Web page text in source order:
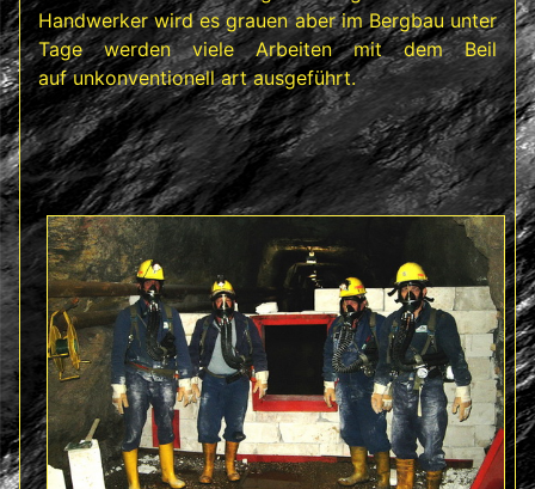
Handwerker wird es grauen aber im Bergbau unter
Tage werden viele Arbeiten mit dem Beil
auf unkonventionell art ausgeführt.